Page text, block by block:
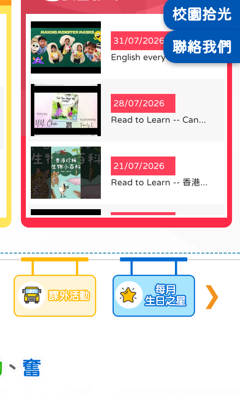
31/07/2026
English every where...
28/07/2026
Read to Learn -- Can...
21/07/2026
Read to Learn -- 香港...
精彩回顧
08/07/2026
Captain Siu 匯報今年埔浸
小升...
校園拾光
聯絡我們